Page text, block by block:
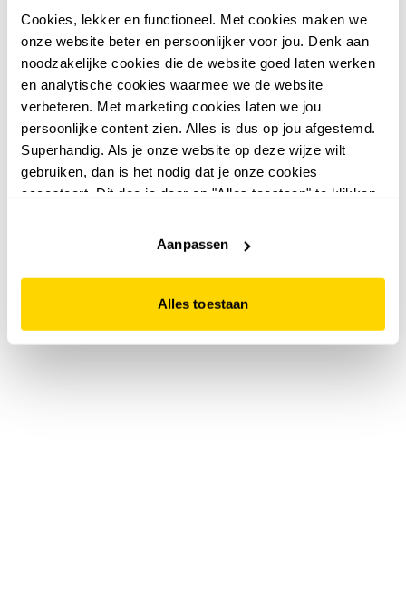
Cookies, lekker en functioneel. Met cookies maken we
onze website beter en persoonlijker voor jou. Denk aan
noodzakelijke cookies die de website goed laten werken
en analytische cookies waarmee we de website
verbeteren. Met marketing cookies laten we jou
persoonlijke content zien. Alles is dus op jou afgestemd.
Superhandig. Als je onze website op deze wijze wilt
gebruiken, dan is het nodig dat je onze cookies
accepteert. Dit doe je door op "Alles toestaan" te klikken.
website niet optimaal functioneert.
Aanpassen
Alles toestaan